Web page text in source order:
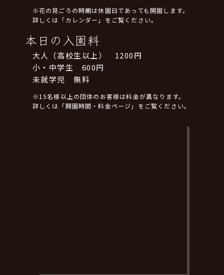
※花の見ごろの時期は休園日であっても開園します。
詳しくは「カレンダー」をご覧ください。
本日の入園料
大人（高校生以上） 1200円
小・中学生 600円
未就学児 無料
※15名様以上の団体のお客様は料金が異なります。
詳しくは「開園時間・料金ページ」をご覧ください。